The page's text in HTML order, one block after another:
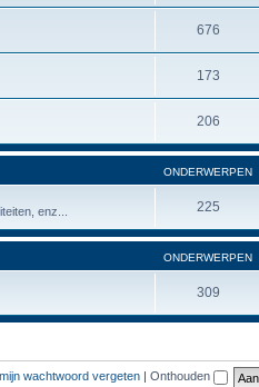
676
173
206
ONDERWERPEN
enz... 225
ONDERWERPEN
309
wachtwoord vergeten Onthouden